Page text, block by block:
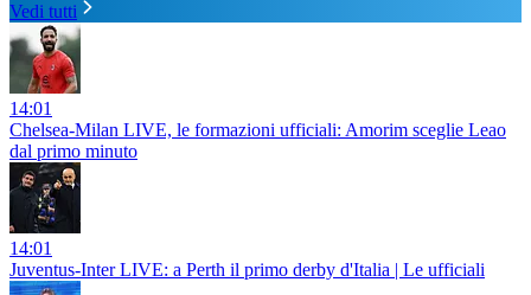
Vedi tutti
14:01
Chelsea-Milan LIVE, le formazioni ufficiali: Amorim sceglie Leao
dal primo minuto
14:01
Juventus-Inter LIVE: a Perth il primo derby d'Italia | Le ufficiali